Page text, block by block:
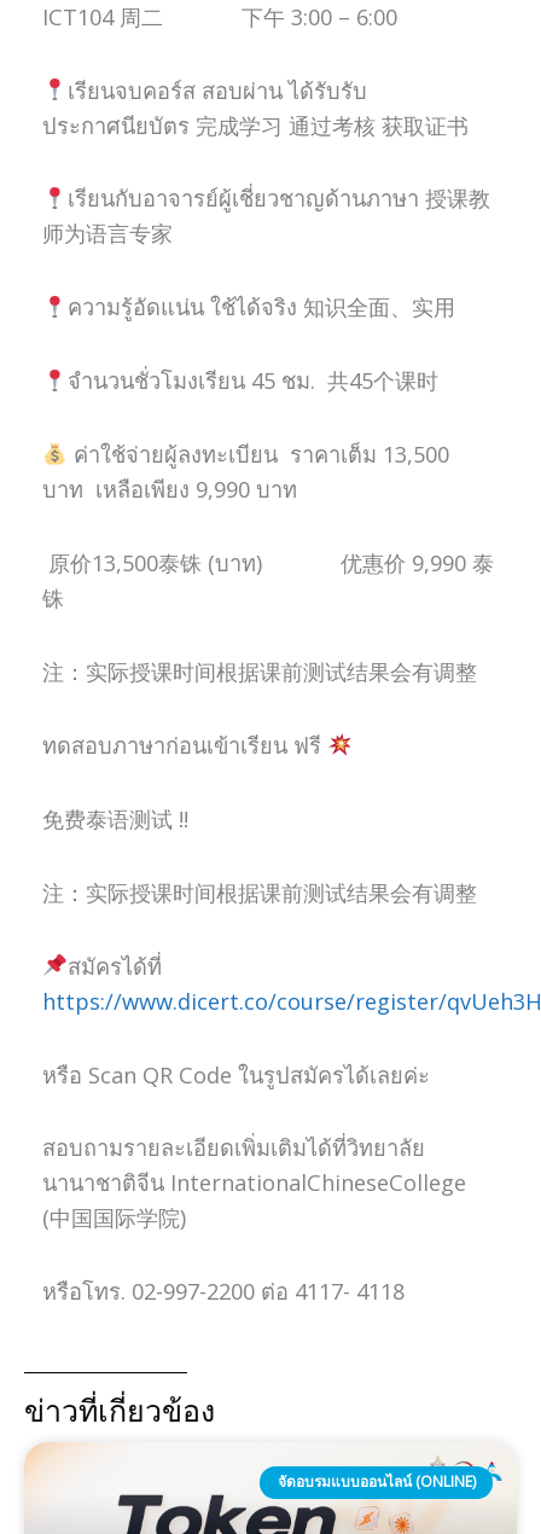
ICT104 周二 下午 3:00 – 6:00
เรียนจบคอร์ส สอบผ่าน ได้รับรับ
ประกาศนียบัตร 完成学习 通过考核 获取证书
เรียนกับอาจารย์ผู้เชี่ยวชาญด้านภาษา 授课教
师为语言专家
ความรู้อัดแน่น ใช้ได้จริง 知识全面、实用
จำนวนชั่วโมงเรียน 45 ชม. 共45个课时
ค่าใช้จ่ายผู้ลงทะเบียน ราคาเต็ม 13,500
บาท เหลือเพียง 9,990 บาท
原价13,500泰铢 (บาท) 优惠价 9,990 泰
铢
注：实际授课时间根据课前测试结果会有调整
ทดสอบภาษาก่อนเข้าเรียน ฟรี
免费泰语测试 !!
注：实际授课时间根据课前测试结果会有调整
สมัครได้ที่
https://www.dicert.co/course/register/
หรือ Scan QR Code ในรูปสมัครได้เลยค่ะ
สอบถามรายละเอียดเพิ่มเติมได้ที่วิทยาลัย
นานาชาติจีน InternationalChineseCollege
(中国国际学院)
หรือโทร. 02-997-2200 ต่อ 4117- 4118
ข่าวที่เกี่ยวข้อง
จัดอบรมแบบออนไลน์ (ONLINE)